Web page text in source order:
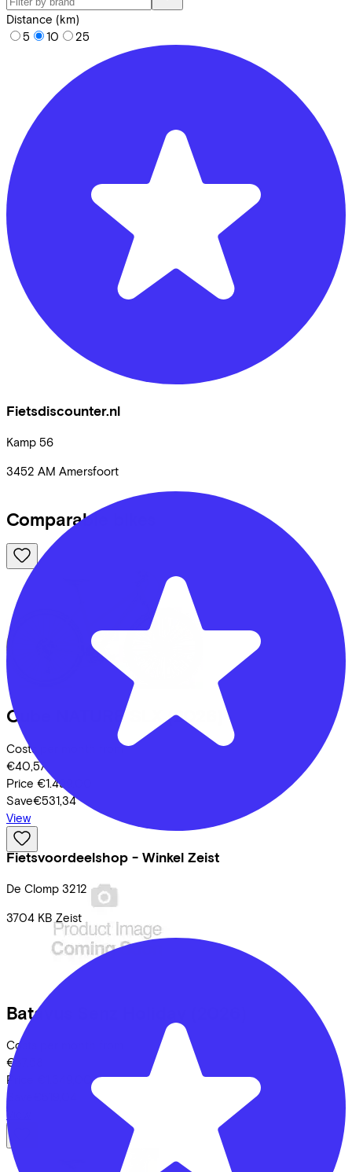
Distance (km)
5
10 25
Fietsdiscounter.nl
Kamp 56
3452 AM Amersfoort
Fietsvoordeelshop - Winkel Zeist
De Clomp 3212
3704 KB Zeist
Comparable bikes
Cube NATURE SLX (2026)
Costs per month from
€40,57
Price €1.499,00
Save€531,34
View
Batavus
Costs per month from
€37,58
Price
Save
View